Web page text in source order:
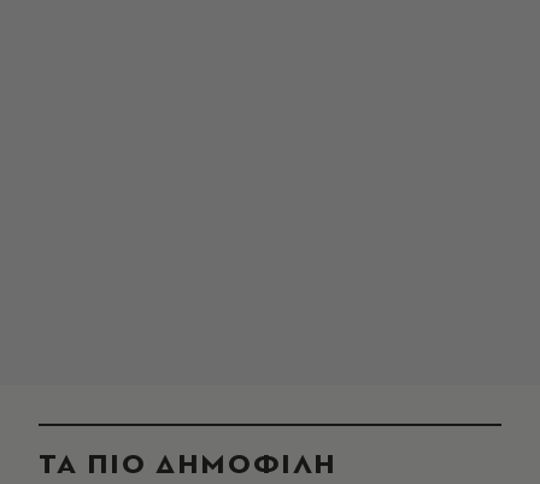
ΤΑ ΠΙΟ ΔΗΜΟΦΙΛΗ